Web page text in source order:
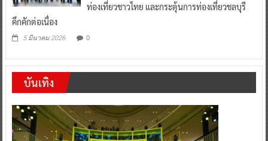
ท่องเที่ยวชาวไทย และกระตุ้นการท่องเที่ยวชลบุรี
คึกคักต่อเนื่อง
5 มีนาคม 2026 0
บันเทิง